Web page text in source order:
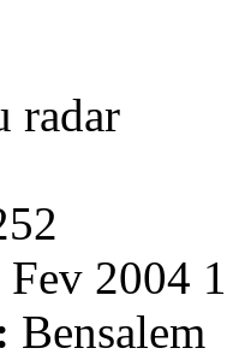
radar
Fev 2004
Bensalem